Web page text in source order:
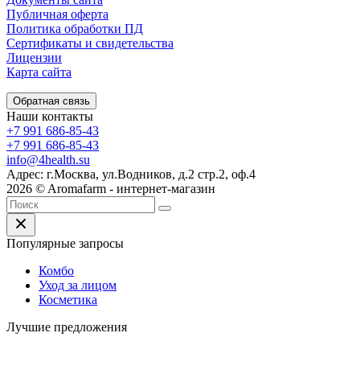
Публичная оферта
Политика обработки ПД
Сертификаты и свидетельства
Лицензии
Карта сайта
Обратная связь
Наши контакты
+7 991 686-85-43
+7 991 686-85-43
info@4health.su
Адрес: г.Москва, ул.Водников, д.2 стр.2, оф.4
2026 © Aromafarm - интернет-магазин
Популярные запросы
Комбо
Уход за лицом
Косметика
Лучшие предложения